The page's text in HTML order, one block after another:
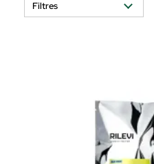
Filtres